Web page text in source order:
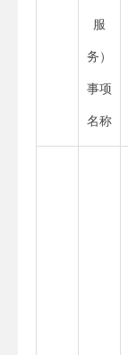
服
务）
事项
名称